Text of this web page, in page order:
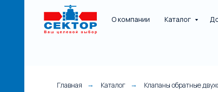
О компании Каталог
Главная → Каталог → Клапаны обратные